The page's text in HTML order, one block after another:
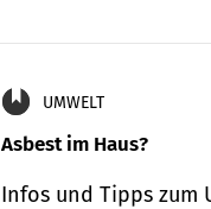
UMWELT
Asbest im Haus?
Infos und Tipps